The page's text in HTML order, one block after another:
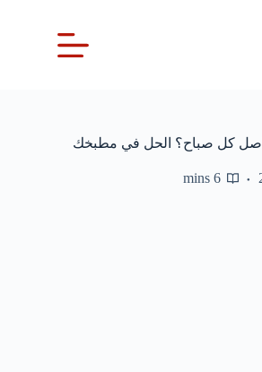
كل صباح؟ الحل في مطبخك
6 mins